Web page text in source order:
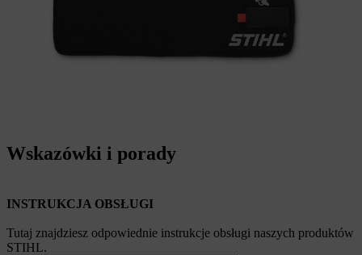
Wskazówki i porady
INSTRUKCJA OBSŁUGI
Tutaj znajdziesz odpowiednie instrukcje obsługi naszych produktów
STIHL.